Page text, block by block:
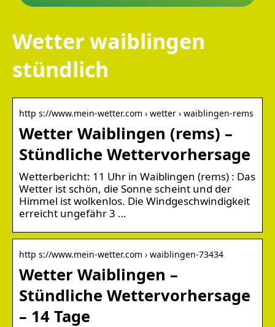
Wetter waiblingen
stündlich
http s://www.mein-wetter.com › wetter › waiblingen-rems
Wetter Waiblingen (rems) –
Stündliche Wettervorhersage
Wetterbericht: 11 Uhr in Waiblingen (rems) : Das
Wetter ist schön, die Sonne scheint und der
Himmel ist wolkenlos. Die Windgeschwindigkeit
erreicht ungefähr 3 …
http s://www.mein-wetter.com › waiblingen-73434
Wetter Waiblingen –
Stündliche Wettervorhersage
– 14 Tage